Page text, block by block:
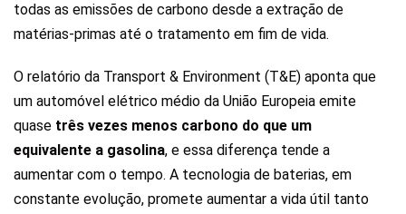
todas as emissões de carbono desde a extração de
matérias-primas até o tratamento em fim de vida.
O relatório da Transport & Environment (T&E) aponta que
um automóvel elétrico médio da União Europeia emite
quase três vezes menos carbono do que um
equivalente a gasolina, e essa diferença tende a
aumentar com o tempo. A tecnologia de baterias, em
constante evolução, promete aumentar a vida útil tanto